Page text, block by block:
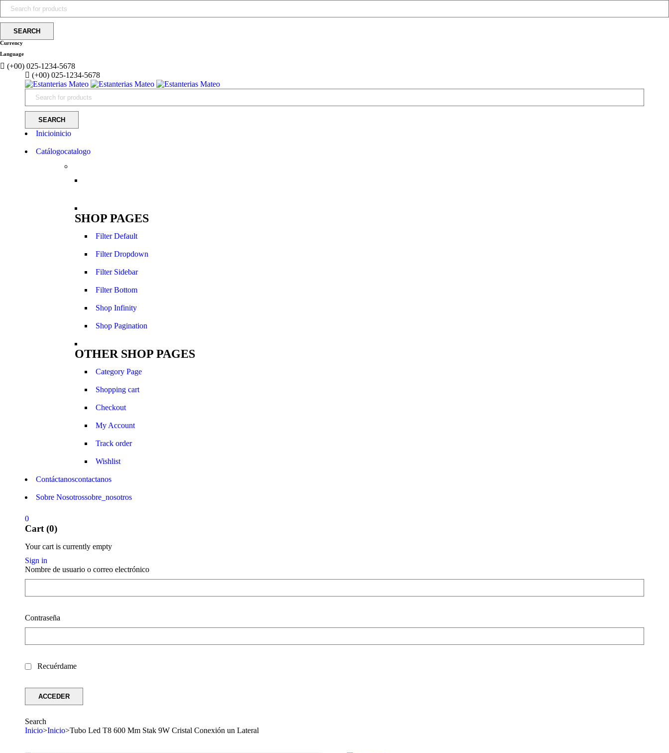
Currency
Language
(+00) 025-1234-5678
(+00) 025-1234-5678
Inicioinicio
Catálogocatalogo
SHOP PAGES
Filter Default
Filter Dropdown
Filter Sidebar
Filter Bottom
Shop Infinity
Shop Pagination
OTHER SHOP PAGES
Category Page
Shopping cart
Checkout
My Account
Track order
Wishlist
Contáctanoscontactanos
Sobre Nosotrossobre_nosotros
0
Cart (0)
Your cart is currently empty
Sign in
Nombre de usuario o correo electrónico
Contraseña
Recuérdame
Search
Inicio>Inicio>Tubo Led T8 600 Mm Stak 9W Cristal Conexión un Lateral